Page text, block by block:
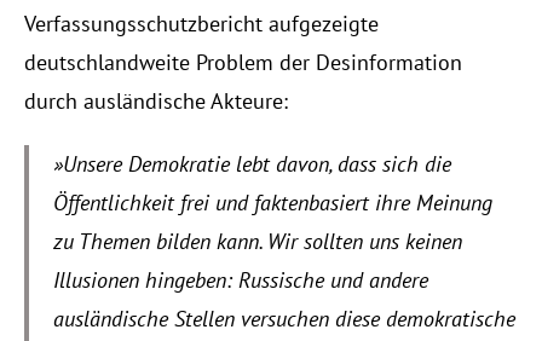
Verfassungsschutzbericht aufgezeigte
deutschlandweite Problem der Desinformation
durch ausländische Akteure:
»Unsere Demokratie lebt davon, dass sich die
Öffentlichkeit frei und faktenbasiert ihre Meinung
zu Themen bilden kann. Wir sollten uns keinen
Illusionen hingeben: Russische und andere
ausländische Stellen versuchen diese demokratische